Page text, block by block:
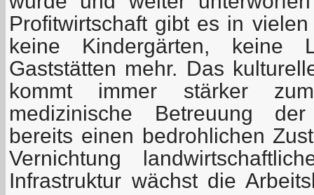
Profitwirtschaft gibt es in
keine Kindergärten, keine
Gaststätten mehr. Das
kommt immer stärker
medizinische Betreuung
bereits einen bedrohlichen
Vernichtung
Infrastruktur wächst die